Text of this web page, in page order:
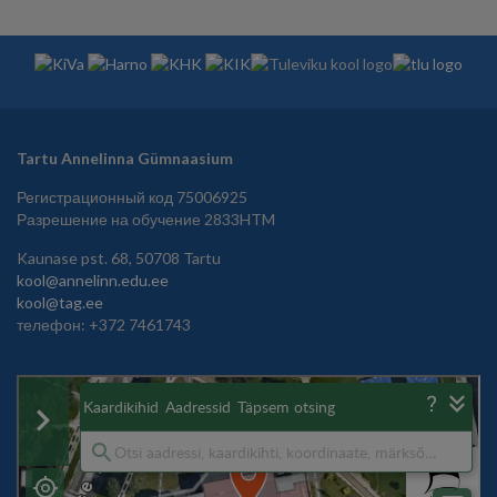
Tartu Annelinna Gümnaasium
Регистрационный код 75006925
Разрешение на обучение 2833HTM
Kaunase pst. 68, 50708 Tartu
kool@annelinn.edu.ee
kool@tag.ee
телефон: +372 7461743